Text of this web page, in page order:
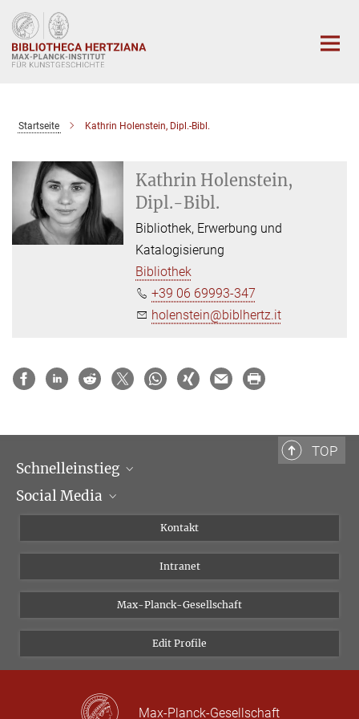
Hauptinhalt
Startseite Kathrin Holenstein, Dipl.-Bibl.
Kathrin Holenstein,
Dipl.-Bibl.
Bibliothek, Erwerbung und
Katalogisierung
Bibliothek
+39 06 69993-347
holenstein@biblhertz.it
TOP
Schnelleinstieg
Wissenschaftliche Abteilungen
Social Media
Bluesky
Vimeo
Newsletter
Kontakt
Intranet
Max-Planck-Gesellschaft
Edit Profile
Max-Planck-Gesellschaft